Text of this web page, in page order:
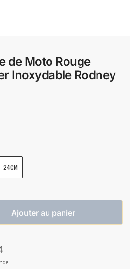
de Moto Rouge
Inoxydable Rodney
24CM
Ajouter au panier